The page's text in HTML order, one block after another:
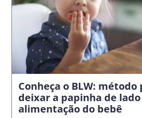
Conheça o BLW: método
deixar a papinha de
alimentação do bebê